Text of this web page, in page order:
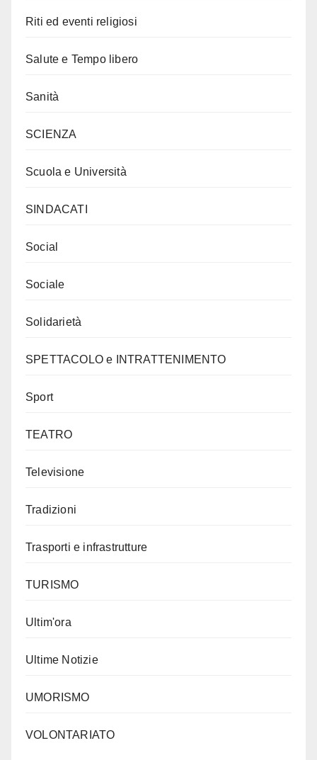
Riti ed eventi religiosi
Salute e Tempo libero
Sanità
SCIENZA
Scuola e Università
SINDACATI
Social
Sociale
Solidarietà
SPETTACOLO e INTRATTENIMENTO
Sport
TEATRO
Televisione
Tradizioni
Trasporti e infrastrutture
TURISMO
Ultim'ora
Ultime Notizie
UMORISMO
VOLONTARIATO